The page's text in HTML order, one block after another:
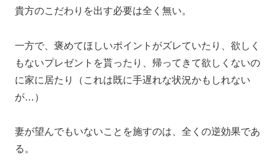
貴方のこだわりを出す必要は全く無い。
一方で、褒めてほしいポイントがズレていたり、欲しく
もないプレゼントを貰ったり、帰ってきて欲しくないの
に家に居たり（これは既に手遅れな状況かもしれない
が…）
妻が望んでもいないことを施すのは、全くの逆効果であ
る。